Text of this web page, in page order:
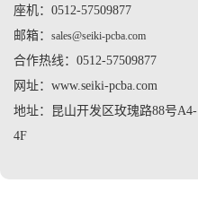
座机：0512-57509877
邮箱： sales@seiki-pcba.com
合作热线：0512-57509877
网址：www.seiki-pcba.com
地址：昆山开发区玫瑰路88号A4-
4F